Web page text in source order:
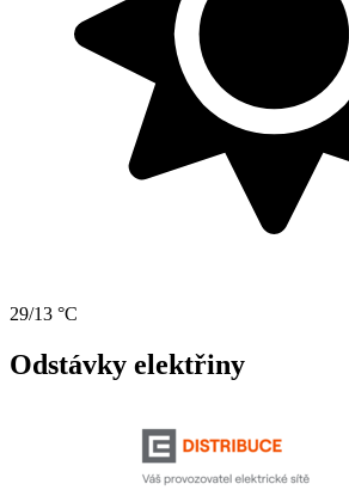
29/13 °C
Odstávky elektřiny